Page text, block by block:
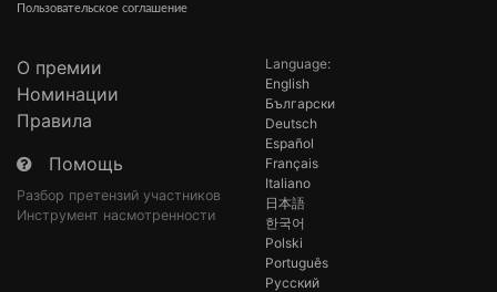
Пользовательское соглашение
О премии
Номинации
Правила
Помощь
Разбор претензий участников
Инструмент насмотренности
Language:
English
Български
Deutsch
Español
Français
Italiano
日本語
한국어
Polski
Português
Русский